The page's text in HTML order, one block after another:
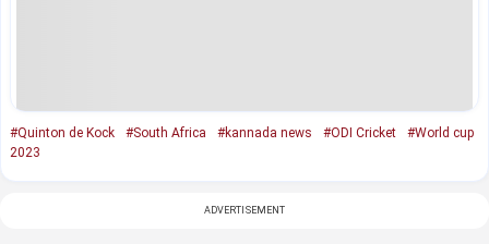
#Quinton de Kock #South Africa #kannada news #ODI Cricket
#World cup
2023
ADVERTISEMENT